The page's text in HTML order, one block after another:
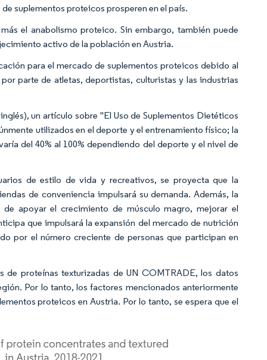
suplementos proteicos prosperen en el país.
el anabolismo proteico. Sin embargo, también puede
activo de la población en Austria.
para el mercado de suplementos proteicos debido al
parte de atletas, deportistas, culturistas y las industrias
un artículo sobre "El Uso de Suplementos Dietéticos
utilizados en el deporte y el entrenamiento físico; la
del 40% al 100% dependiendo del deporte y el nivel de
de estilo de vida y recreativos, se proyecta que la
de conveniencia impulsará su demanda. Además, la
apoyar el crecimiento de músculo magro, mejorar el
que impulsará la expansión del mercado de nutrición
por el número creciente de personas que participan en
proteínas texturizadas de UN COMTRADE, los datos
Por lo tanto, los factores mencionados anteriormente
proteicos en Austria. Por lo tanto, se espera que el